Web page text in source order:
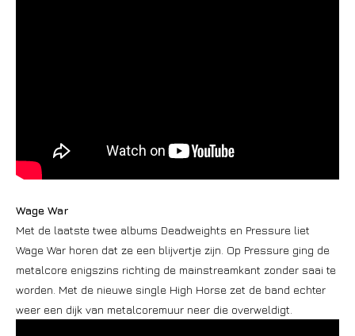
Wage War
Met de laatste twee albums Deadweights en Pressure liet
Wage War horen dat ze een blijvertje zijn. Op Pressure ging de
metalcore enigszins richting de mainstreamkant zonder saai te
worden. Met de nieuwe single High Horse zet de band echter
weer een dijk van metalcoremuur neer die overweldigt.